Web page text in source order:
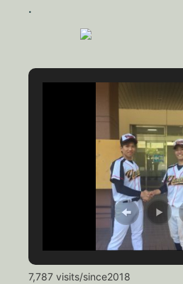
.
7,787 visits/since2018